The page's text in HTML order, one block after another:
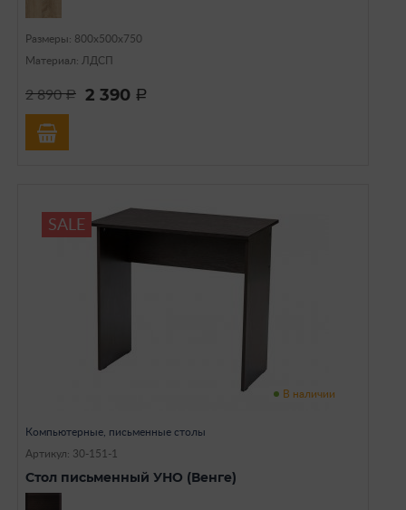
Размеры: 800х500х750
Материал: ЛДСП
2 890a 2 390 a
SALE
В наличии
Компьютерные, письменные столы
Артикул: 30-151-1
Стол письменный УНО (Венге)